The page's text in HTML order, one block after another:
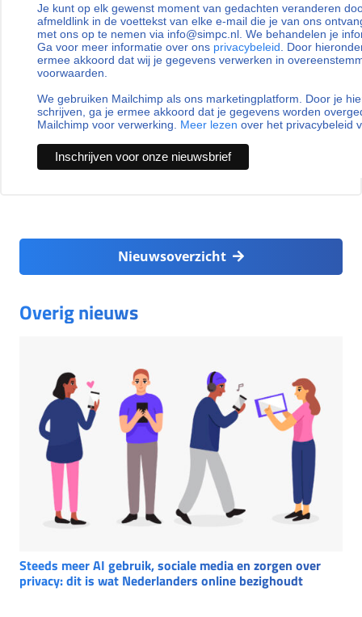
Je kunt op elk gewenst moment van gedachten veranderen
afmeldlink in de voettekst van elke e-mail die je van ons
met ons op te nemen via info@simpc.nl. We behandelen je
Ga voor meer informatie over ons privacybeleid . Door
ermee akkoord dat wij je gegevens verwerken in
voorwaarden.
We gebruiken Mailchimp als ons marketingplatform. Door je
schrijven, ga je ermee akkoord dat je gegevens worden
Mailchimp voor verwerking. Meer lezen over het privacybeleid
Nieuwsoverzicht
Overig nieuws
Steeds meer AI gebruik, sociale media en zorgen over
privacy: dit is wat Nederlanders online bezighoudt